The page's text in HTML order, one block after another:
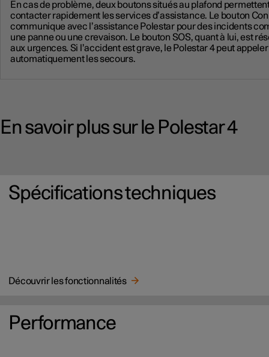
En cas de problème, deux boutons situés au plafond
contacter rapidement les services d’assistance. Le bouton
communique avec l’assistance Polestar pour des incidents
une panne ou une crevaison. Le bouton SOS, quant à lui, est
aux urgences. Si l’accident est grave, le Polestar 4 peut appeler
automatiquement les secours.
En savoir plus sur le Polestar 4
Spécifications techniques
Découvrir les fonctionnalités
Performance